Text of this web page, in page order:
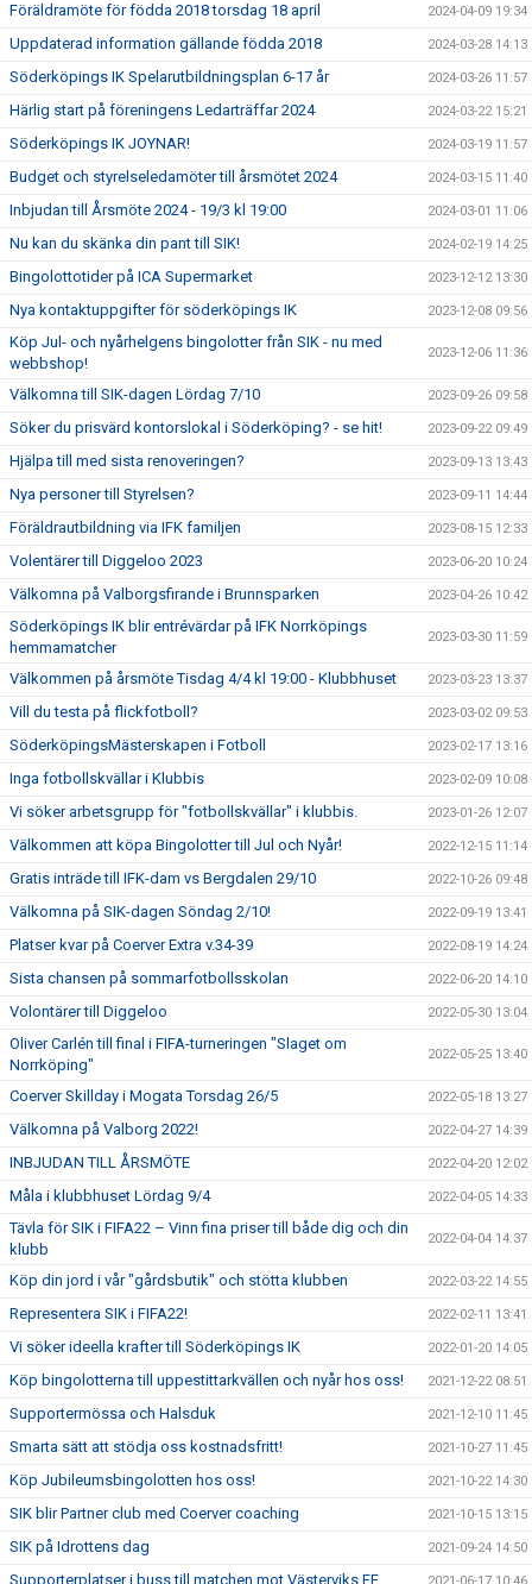
Föräldramöte för födda 2018 torsdag 18 april 2024-04-09 19:34
Uppdaterad information gällande födda 2018 2024-03-28 14:13
Söderköpings IK Spelarutbildningsplan 6-17 år 2024-03-26 11:57
Härlig start på föreningens Ledarträffar 2024 2024-03-22 15:21
Söderköpings IK JOYNAR! 2024-03-19 11:57
Budget och styrelseledamöter till årsmötet 2024 2024-03-15 11:40
Inbjudan till Årsmöte 2024 - 19/3 kl 19:00 2024-03-01 11:06
Nu kan du skänka din pant till SIK! 2024-02-19 14:25
Bingolottotider på ICA Supermarket 2023-12-12 13:30
Nya kontaktuppgifter för söderköpings IK 2023-12-08 09:56
Köp Jul- och nyårhelgens bingolotter från SIK - nu med
webbshop!
2023-12-06 11:36
Välkomna till SIK-dagen Lördag 7/10 2023-09-26 09:58
Söker du prisvärd kontorslokal i Söderköping? - se hit! 2023-09-22 09:49
Hjälpa till med sista renoveringen? 2023-09-13 13:43
Nya personer till Styrelsen? 2023-09-11 14:44
Föräldrautbildning via IFK familjen 2023-08-15 12:33
Volentärer till Diggeloo 2023 2023-06-20 10:24
Välkomna på Valborgsfirande i Brunnsparken 2023-04-26 10:42
Söderköpings IK blir entrévärdar på IFK Norrköpings
hemmamatcher
2023-03-30 11:59
Välkommen på årsmöte Tisdag 4/4 kl 19:00 - Klubbhuset 2023-03-23 13:37
Vill du testa på flickfotboll? 2023-03-02 09:53
SöderköpingsMästerskapen i Fotboll 2023-02-17 13:16
Inga fotbollskvällar i Klubbis 2023-02-09 10:08
Vi söker arbetsgrupp för "fotbollskvällar" i klubbis. 2023-01-26 12:07
Välkommen att köpa Bingolotter till Jul och Nyår! 2022-12-15 11:14
Gratis inträde till IFK-dam vs Bergdalen 29/10 2022-10-26 09:48
Välkomna på SIK-dagen Söndag 2/10! 2022-09-19 13:41
Platser kvar på Coerver Extra v.34-39 2022-08-19 14:24
Sista chansen på sommarfotbollsskolan 2022-06-20 14:10
Volontärer till Diggeloo 2022-05-30 13:04
Oliver Carlén till final i FIFA-turneringen "Slaget om
Norrköping"
2022-05-25 13:40
Coerver Skillday i Mogata Torsdag 26/5 2022-05-18 13:27
Välkomna på Valborg 2022! 2022-04-27 14:39
INBJUDAN TILL ÅRSMÖTE 2022-04-20 12:02
Måla i klubbhuset Lördag 9/4 2022-04-05 14:33
Tävla för SIK i FIFA22 – Vinn fina priser till både dig och din
klubb
2022-04-04 14:37
Köp din jord i vår "gårdsbutik" och stötta klubben 2022-03-22 14:55
Representera SIK i FIFA22! 2022-02-11 13:41
Vi söker ideella krafter till Söderköpings IK 2022-01-20 14:05
Köp bingolotterna till uppestittarkvällen och nyår hos oss! 2021-12-22 08:51
Supportermössa och Halsduk 2021-12-10 11:45
Smarta sätt att stödja oss kostnadsfritt! 2021-10-27 11:45
Köp Jubileumsbingolotten hos oss! 2021-10-22 14:30
SIK blir Partner club med Coerver coaching 2021-10-15 13:15
SIK på Idrottens dag 2021-09-24 14:50
Supporterplatser i buss till matchen mot Västerviks FF 2021-06-17 10:46